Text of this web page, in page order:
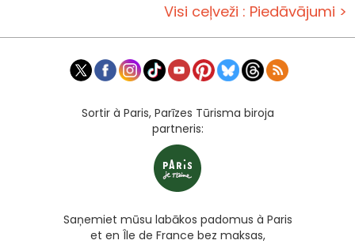
Visi ceļveži : Piedāvājumi >
Sortir à Paris, Parīzes Tūrisma biroja
partneris:
Saņemiet mūsu labākos padomus à Paris
et en Île de France bez maksas,